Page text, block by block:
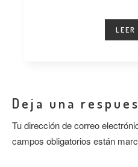
LEER
Deja una
Tu dirección de correo
campos obligatorios están